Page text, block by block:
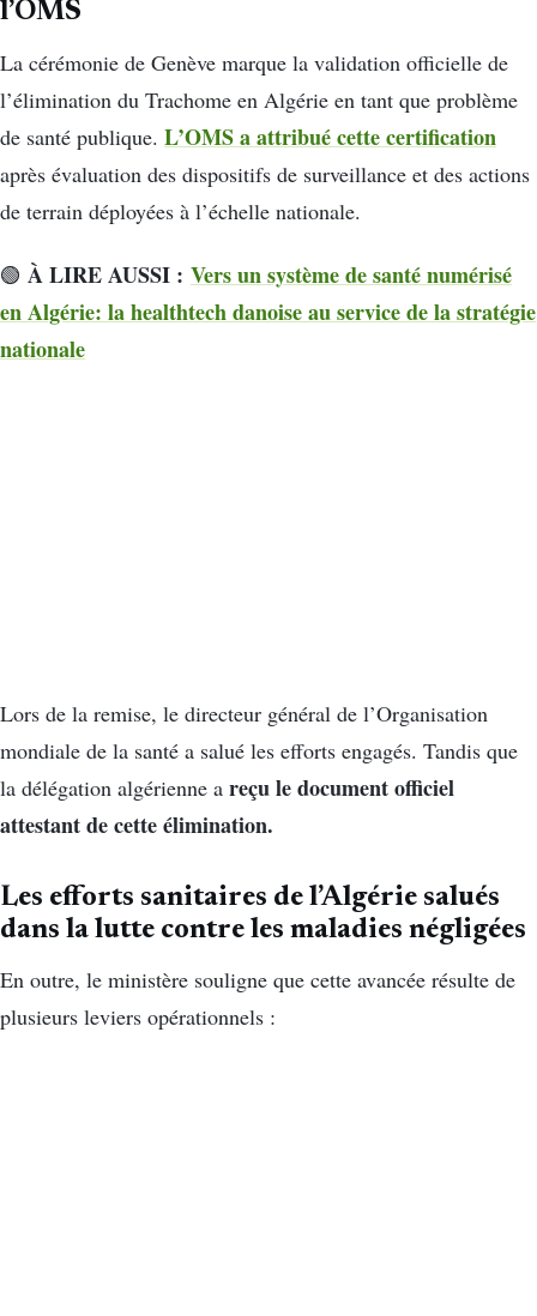
l’OMS
La cérémonie de Genève marque la validation officielle de
l’élimination du Trachome en Algérie en tant que problème
de santé publique. L’OMS a attribué cette certification
après évaluation des dispositifs de surveillance et des actions
de terrain déployées à l’échelle nationale.
🟢 À LIRE AUSSI : Vers un système de santé numérisé
en Algérie: la healthtech danoise au service de la stratégie
nationale
Lors de la remise, le directeur général de l’Organisation
mondiale de la santé a salué les efforts engagés. Tandis que
la délégation algérienne a reçu le document officiel
attestant de cette élimination.
Les efforts sanitaires de l’Algérie salués
dans la lutte contre les maladies négligées
En outre, le ministère souligne que cette avancée résulte de
plusieurs leviers opérationnels :